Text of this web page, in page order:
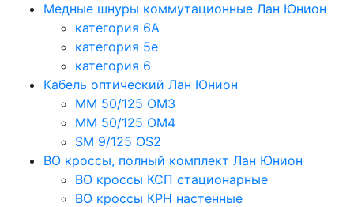
Медные шнуры коммутационные Лан Юнион
категория 6A
категория 5e
категория 6
Кабель оптический Лан Юнион
MM 50/125 OM3
MM 50/125 OM4
SM 9/125 OS2
ВО кроссы, полный комплект Лан Юнион
ВО кроссы КСП стационарные
ВО кроссы КРН настенные